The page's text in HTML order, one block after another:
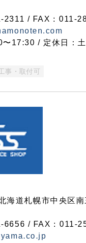
2311 / FAX：011-
17:30 / 定休日：
事・取付可
道札幌市中央区南
6656 / FAX：011-